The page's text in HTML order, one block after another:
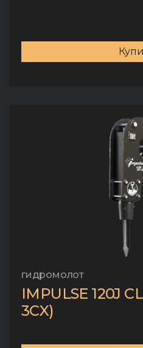
гидромолот
IMPULSE 120J
3CX)